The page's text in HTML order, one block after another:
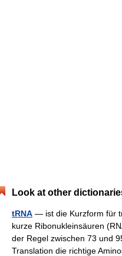
Look at other
tRNA — ist die Kurzform für
kurze Ribonukleinsäuren
der Regel zwischen 73 und
Translation die richtige